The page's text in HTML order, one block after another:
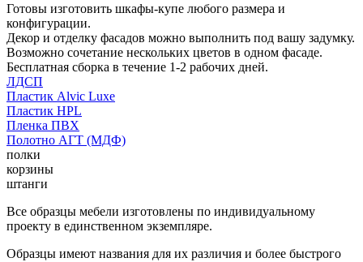
Готовы изготовить шкафы-купе любого размера и
конфигурации.
Декор и отделку фасадов можно выполнить под вашу задумку.
Возможно сочетание нескольких цветов в одном фасаде.
Бесплатная сборка в течение 1-2 рабочих дней.
ЛДСП
Пластик Alvic Luxe
Пластик HPL
Пленка ПВХ
Полотно АГТ (МДФ)
полки
корзины
штанги
Все образцы мебели изготовлены по индивидуальному
проекту в единственном экземпляре.
Образцы имеют названия для их различия и более быстрого